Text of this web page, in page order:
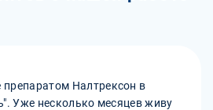
Налтрексон в
Уже несколько месяцев живу